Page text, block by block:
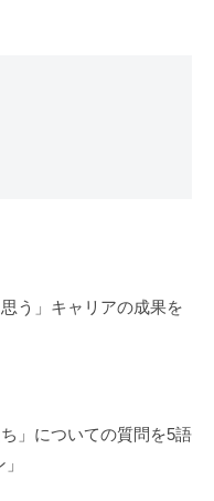
う」キャリアの成果を
」についての質問を5語